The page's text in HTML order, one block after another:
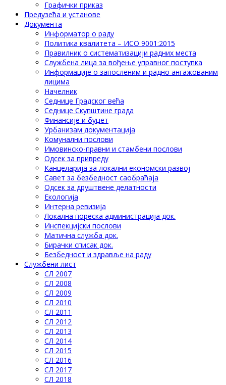
Графички приказ
Предузећа и установе
Документа
Информатор о раду
Политика квалитета – ИСО 9001:2015
Правилник о систематизацији радних места
Службена лица за вођење управног поступка
Информације о запосленим и радно ангажованим
лицима
Начелник
Седнице Градског већа
Седнице Скупштине града
Финансије и буџет
Урбанизам документација
Комунални послови
Имовинско-правни и стамбени послови
Одсек за привреду
Канцеларија за локални економски развој
Савет за безбедност саобраћаја
Одсек за друштвене делатности
Eкологија
Интерна ревизија
Локална пореска администрација док.
Инспекцијски послови
Матична служба док.
Бирачки списак док.
Безбедност и здравље на раду
Службени лист
СЛ 2007
СЛ 2008
СЛ 2009
СЛ 2010
СЛ 2011
СЛ 2012
СЛ 2013
СЛ 2014
СЛ 2015
СЛ 2016
СЛ 2017
СЛ 2018